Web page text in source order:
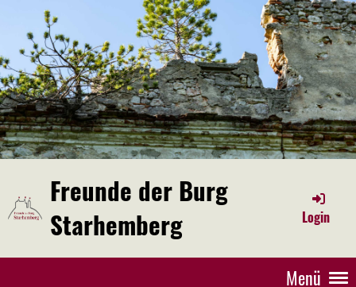
Freunde der Burg
Starhemberg
Login
Menü